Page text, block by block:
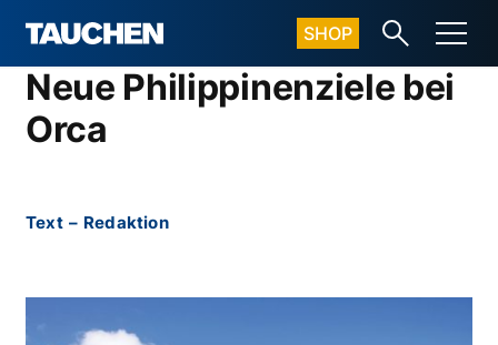
SHOP
Neue Philippinenziele bei
Orca
Text – Redaktion